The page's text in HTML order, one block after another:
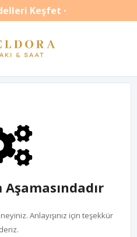
Keşfet •
Anlayışınız için teşekkür